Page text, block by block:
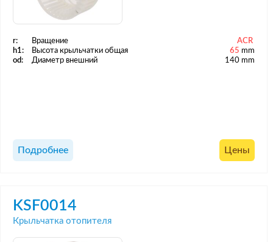
r: Вращение
ACR
h1:
Высота крыльчатки общая 65 mm
od:
Диаметр внешний 140 mm
Подробнее Цены
KSF0014
Крыльчатка отопителя